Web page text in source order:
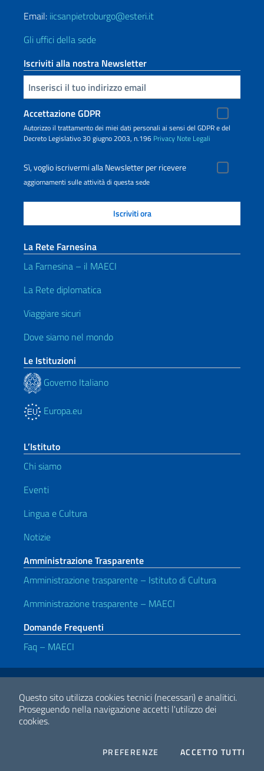
Questo sito utilizza cookies tecnici (necessari) e analitici.
Proseguendo nella navigazione accetti l'utilizzo dei
cookies.
PREFERENZE COOKIESACCETTO TUTTI
Email: iicsanpietroburgo@esteri.it
Gli uffici della sede
Iscriviti alla nostra Newsletter
Inserisci la tua email
Accettazione GDPR
Autorizzo il trattamento dei miei dati personali ai sensi del GDPR e del
Decreto Legislativo 30 giugno 2003, n.196 Privacy Note Legali
Sì, voglio iscrivermi alla Newsletter per ricevere
aggiornamenti sulle attività di questa sede
La Rete Farnesina
La Farnesina – il MAECI
La Rete diplomatica
Viaggiare sicuri
Dove siamo nel mondo
Le Istituzioni
Governo Italiano
Europa.eu
L’Istituto
Chi siamo
Eventi
Lingua e Cultura
Notizie
Amministrazione Trasparente
Amministrazione trasparente – Istituto di Cultura
Amministrazione trasparente – MAECI
Domande Frequenti
Faq – MAECI
Link Utili